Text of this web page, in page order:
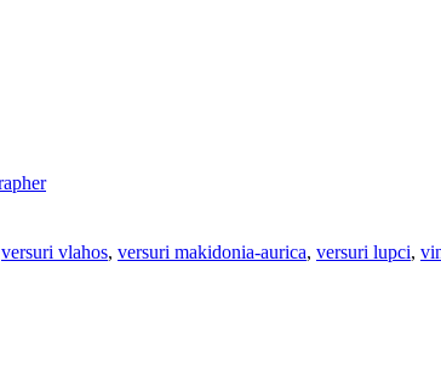
versuri vlahos, versuri makidonia-aurica, versuri lupci,